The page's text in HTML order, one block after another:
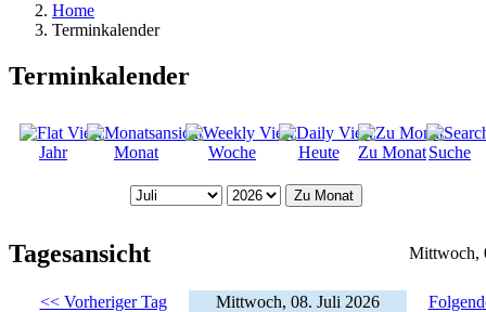
Home
Terminkalender
Terminkalender
Jahr Monat Woche Heute Zu MonatSuche
Zu Monat
Tagesansicht Mittwoch,
<< Vorheriger Tag Mittwoch, 08. Juli 2026